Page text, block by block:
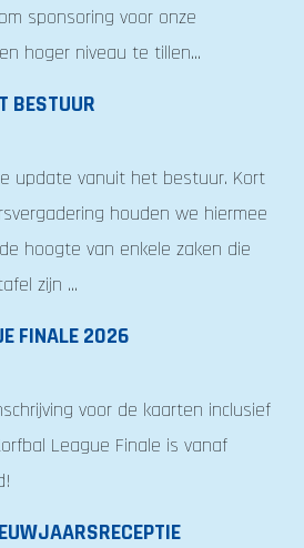
sponsoring voor onze
hoger niveau te tillen...
BESTUUR
update vanuit het bestuur. Kort
houden we hiermee
hoogte van enkele zaken die
zijn ...
FINALE 2026
voor de kaarten inclusief
League Finale is vanaf